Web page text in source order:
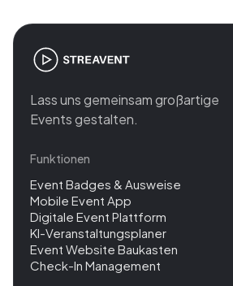
Lass uns gemeinsam großartige
Events gestalten.
Funktionen
Event Badges & Ausweise
Mobile Event App
Digitale Event Plattform
KI-Veranstaltungsplaner
Event Website Baukasten
Check-In Management